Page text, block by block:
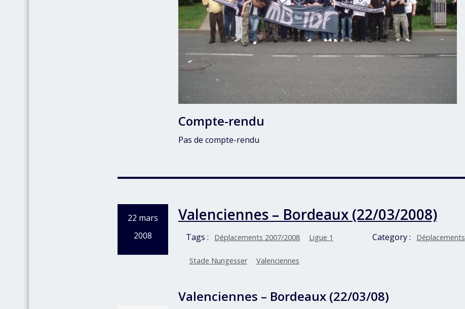
Compte-rendu
Pas de compte-rendu
22 mars
2008
Valenciennes – Bordeaux (22/03/2008)
Tags : Déplacements 2007/2008 Ligue 1
Stade Nungesser Valenciennes
Category : Déplacements
Valenciennes – Bordeaux (22/03/08)